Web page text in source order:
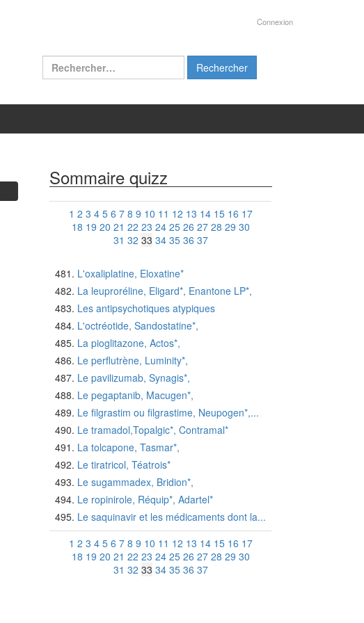
Connexion
Rechercher :
Sommaire quizz
1 2 3 4 5 6 7 8 9 10 11 12 13 14 15 16 17
18 19 20 21 22 23 24 25 26 27 28 29 30
31 32 33 34 35 36 37
L'oxaliplatine, Eloxatine*
La leuproréline, Eligard*, Enantone LP*,
Les antipsychotiques atypiques
L'octréotide, Sandostatine*,
La pioglitazone, Actos*,
Le perflutrène, Luminity*,
Le pavilizumab, Synagis*,
Le pegaptanib, Macugen*,
Le filgrastim ou filgrastime, Neupogen*,...
Le tramadol,Topalgic*, Contramal*
La tolcapone, Tasmar*,
Le tiratricol, Téatrois*
Le sugammadex, Bridion*,
Le ropinirole, Réquip*, Adartel*
Le saquinavir et les médicaments dont la...
1 2 3 4 5 6 7 8 9 10 11 12 13 14 15 16 17
18 19 20 21 22 23 24 25 26 27 28 29 30
31 32 33 34 35 36 37